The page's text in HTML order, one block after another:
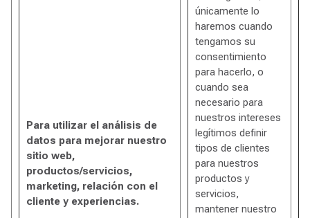
Para utilizar el análisis de
datos para mejorar nuestro
sitio web,
productos/servicios,
marketing, relación con el
cliente y experiencias.
únicamente lo
haremos cuando
tengamos su
consentimiento
para hacerlo, o
cuando sea
necesario para
nuestros intereses
legítimos definir
tipos de clientes
para nuestros
productos y
servicios,
mantener nuestro